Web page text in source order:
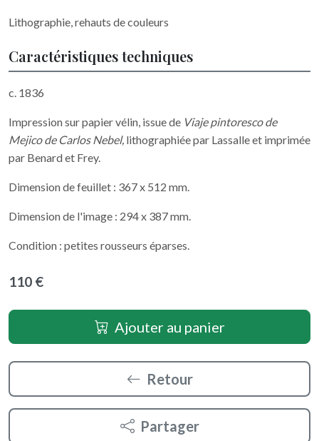
Lithographie, rehauts de couleurs
Caractéristiques techniques
c. 1836
Impression sur papier vélin, issue de Viaje pintoresco de
Mejico de Carlos Nebel, lithographiée par Lassalle et imprimée
par Benard et Frey.
Dimension de feuillet : 367 x 512 mm.
Dimension de l'image : 294 x 387 mm.
Condition : petites rousseurs éparses.
110 €
Ajouter au panier
Retour
Partager